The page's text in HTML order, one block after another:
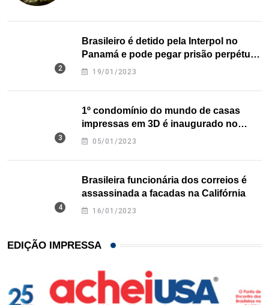
Brasileiro é detido pela Interpol no
Panamá e pode pegar prisão perpétua
nos EUA
19/01/2023
1º condomínio do mundo de casas
impressas em 3D é inaugurado no
Texas
05/01/2023
Brasileira funcionária dos correios é
assassinada a facadas na Califórnia
16/01/2023
EDIÇÃO IMPRESSA